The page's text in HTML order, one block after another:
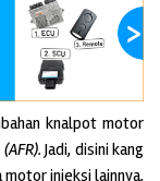
knalpot motor
Jadi, disini kang
motor injeksi lainnya,